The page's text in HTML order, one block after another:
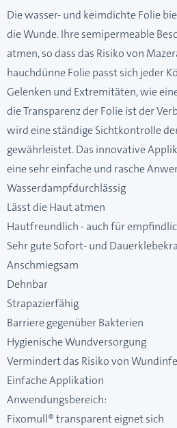
Die wasser- und keimdichte Folie
die Wunde. Ihre semipermeable
atmen, so dass das Risiko von
hauchdünne Folie passt sich jeder
Gelenken und Extremitäten, wie
die Transparenz der Folie ist der
wird eine ständige Sichtkontrolle
gewährleistet. Das innovative
eine sehr einfache und rasche
Wasserdampfdurchlässig
Lässt die Haut atmen
Hautfreundlich - auch für
Sehr gute Sofort- und
Anschmiegsam
Dehnbar
Strapazierfähig
Barriere gegenüber Bakterien
Hygienische Wundversorgung
Vermindert das Risiko von
Einfache Applikation
Anwendungsbereich:
Fixomull® transparent eignet sich